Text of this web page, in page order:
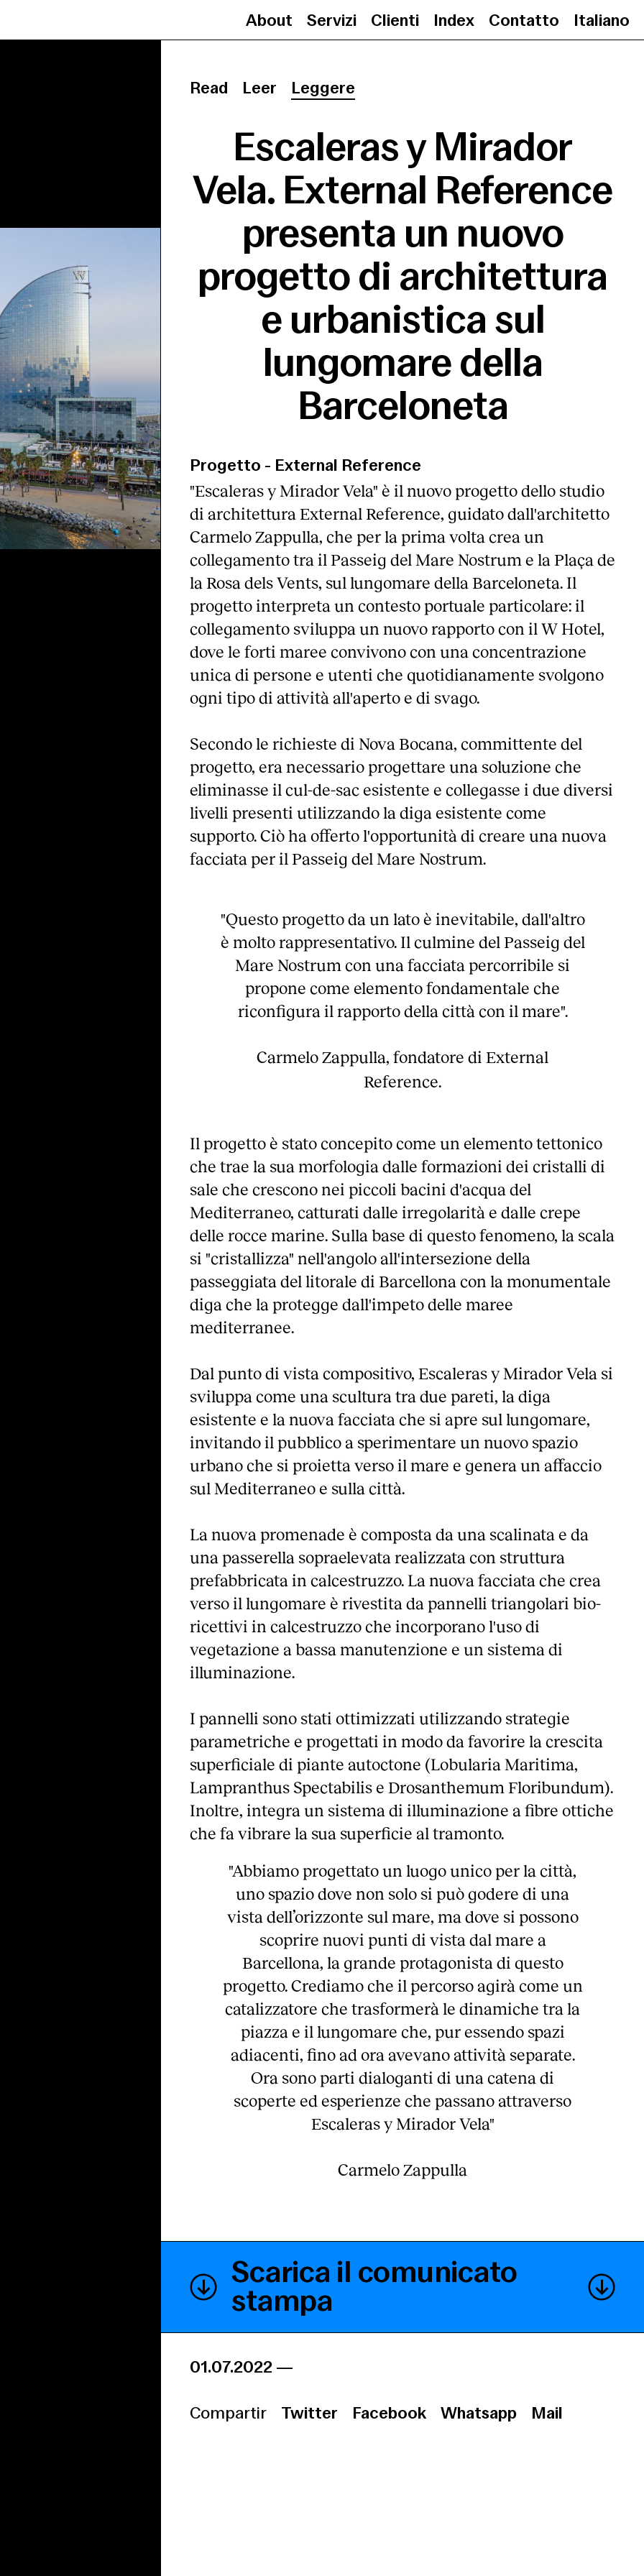
About Servizi Clienti Index Contatto Italiano
Read
Leer Leggere
Escaleras y Mirador
Vela. External Reference
presenta un nuovo
progetto di architettura
e urbanistica sul
lungomare della
Barceloneta
Progetto - External Reference
"Escaleras y Mirador Vela" è il nuovo progetto dello studio
di architettura External Reference, guidato dall'architetto
Carmelo Zappulla, che per la prima volta crea un
collegamento tra il Passeig del Mare Nostrum e la Plaça de
la Rosa dels Vents, sul lungomare della Barceloneta. Il
progetto interpreta un contesto portuale particolare: il
collegamento sviluppa un nuovo rapporto con il W Hotel,
dove le forti maree convivono con una concentrazione
unica di persone e utenti che quotidianamente svolgono
ogni tipo di attività all'aperto e di svago.
Secondo le richieste di Nova Bocana, committente del
progetto, era necessario progettare una soluzione che
eliminasse il cul-de-sac esistente e collegasse i due diversi
livelli presenti utilizzando la diga esistente come
supporto. Ciò ha offerto l'opportunità di creare una nuova
facciata per il Passeig del Mare Nostrum.
"Questo progetto da un lato è inevitabile, dall'altro
è molto rappresentativo. Il culmine del Passeig del
Mare Nostrum con una facciata percorribile si
propone come elemento fondamentale che
riconfigura il rapporto della città con il mare".
Carmelo Zappulla, fondatore di External
Reference.
Il progetto è stato concepito come un elemento tettonico
che trae la sua morfologia dalle formazioni dei cristalli di
sale che crescono nei piccoli bacini d'acqua del
Mediterraneo, catturati dalle irregolarità e dalle crepe
delle rocce marine. Sulla base di questo fenomeno, la scala
si "cristallizza" nell'angolo all'intersezione della
passeggiata del litorale di Barcellona con la monumentale
diga che la protegge dall'impeto delle maree
mediterranee.
Dal punto di vista compositivo, Escaleras y Mirador Vela si
sviluppa come una scultura tra due pareti, la diga
esistente e la nuova facciata che si apre sul lungomare,
invitando il pubblico a sperimentare un nuovo spazio
urbano che si proietta verso il mare e genera un affaccio
sul Mediterraneo e sulla città.
La nuova promenade è composta da una scalinata e da
una passerella sopraelevata realizzata con struttura
prefabbricata in calcestruzzo. La nuova facciata che crea
verso il lungomare è rivestita da pannelli triangolari bio-
ricettivi in calcestruzzo che incorporano l'uso di
vegetazione a bassa manutenzione e un sistema di
illuminazione.
I pannelli sono stati ottimizzati utilizzando strategie
parametriche e progettati in modo da favorire la crescita
superficiale di piante autoctone (Lobularia Maritima,
Lampranthus Spectabilis e Drosanthemum Floribundum).
Inoltre, integra un sistema di illuminazione a fibre ottiche
che fa vibrare la sua superficie al tramonto.
"Abbiamo progettato un luogo unico per la città,
uno spazio dove non solo si può godere di una
vista dell’orizzonte sul mare, ma dove si possono
scoprire nuovi punti di vista dal mare a
Barcellona, la grande protagonista di questo
progetto. Crediamo che il percorso agirà come un
catalizzatore che trasformerà le dinamiche tra la
piazza e il lungomare che, pur essendo spazi
adiacenti, fino ad ora avevano attività separate.
Ora sono parti dialoganti di una catena di
scoperte ed esperienze che passano attraverso
Escaleras y Mirador Vela"
Carmelo Zappulla
Scarica il comunicato
stampa
01.07.2022 —
Compartir Twitter Facebook Whatsapp Mail